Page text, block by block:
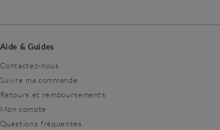
Aide & Guides
Contactez-nous
Suivre ma commande
Retours et remboursements
Mon compte
Questions fréquentes